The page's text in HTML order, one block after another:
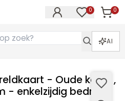
0 0
AI
- Oude kaart ,
- enkelzijdig bedrukt